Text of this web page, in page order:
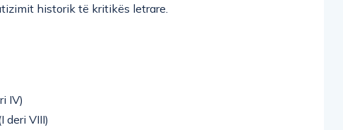
historik të kritikës letrare.
IV)
deri VIII)